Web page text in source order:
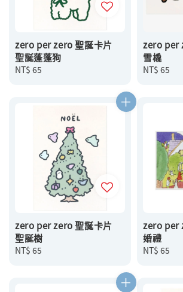
zero per zero 聖誕卡片
聖誕蓬蓬狗
Regular
NT$ 65
zero per
雪橇
Regular
NT$ 65
zero per zero 聖誕卡片
聖誕樹
Regular
NT$ 65
zero per
婚禮
Regular
NT$ 65